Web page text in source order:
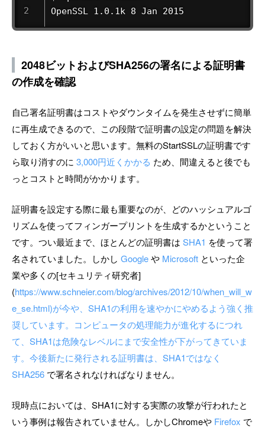
OpenSSL 1.0.1k 8 Jan 2015
2048ビットおよびSHA256の署名による証明書
の作成を確認
自己署名証明書はコストやダウンタイムを発生させずに簡単
に再生成できるので、この段階で証明書の設定の問題を解決
しておく方がいいと思います。無料のStartSSLの証明書です
ら取り消すのに 3,000円近くかかる ため、間違えると後でも
っとコストと時間がかかります。
証明書を設定する際に最も重要なのが、どのハッシュアルゴ
リズムを使ってフィンガープリントを生成するかということ
です。つい最近まで、ほとんどの証明書は SHA1 を使って署
名されていました。しかし Googleや Microsoft といった企
業や多くの[セキュリティ研究者]
(https://www.schneier.com/blog/archives/2012/10/when_will_w
e_se.html)が今や、SHA1の利用を速やかにやめるよう強く推
奨しています。コンピュータの処理能力が進化するにつれ
て、SHA1は危険なレベルにまで安全性が下がってきていま
す。今後新たに発行される証明書は、SHA1ではなく
SHA256 で署名されなければなりません。
現時点においては、SHA1に対する実際の攻撃が行われたと
いう事例は報告されていません。しかしChromeや Firefox で